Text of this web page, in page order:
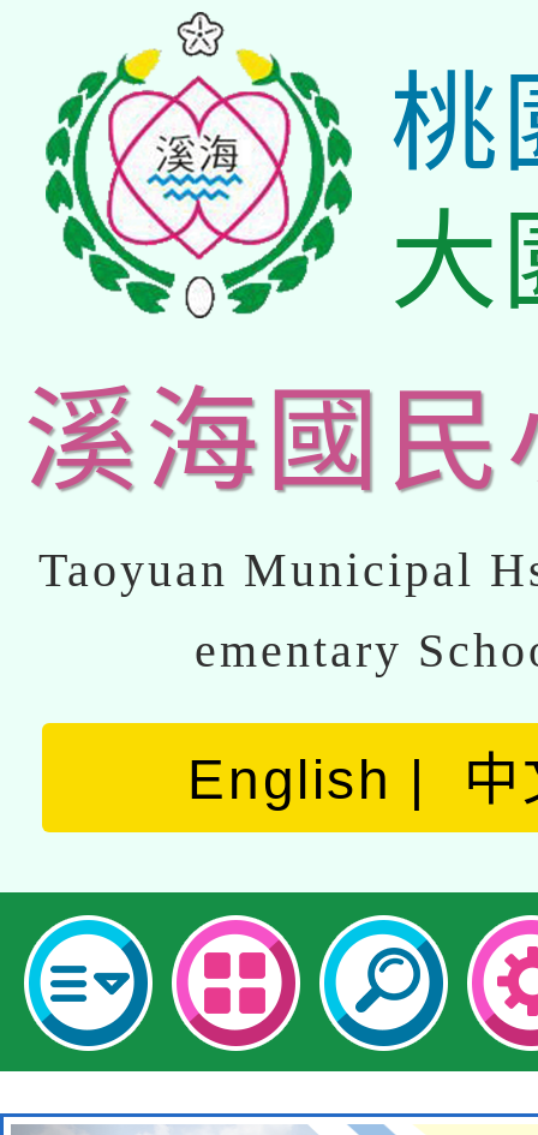
桃
大
溪海國民
Taoyuan Municipal
ementary
English 中